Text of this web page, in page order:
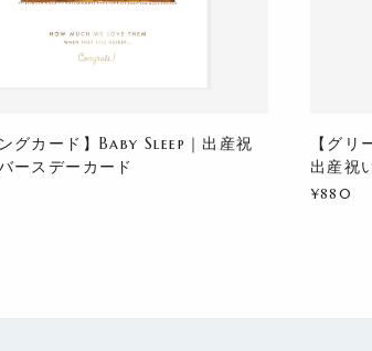
グカード】Baby Sleep｜出産祝
ースデーカード
【グ
出産祝
¥880